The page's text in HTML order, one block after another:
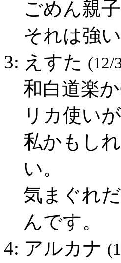
ごめん親
それは強い
3: えすた (12/
和白道楽
リカ使い
私かもし
い。
気まぐれ
んです。
4: アルカナ